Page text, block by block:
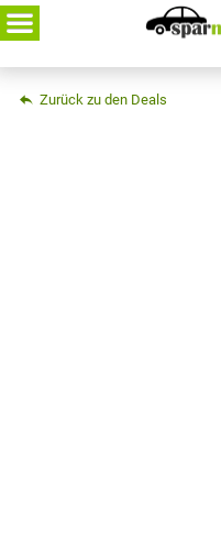
Skip
to
content
Zurück zu den Deals